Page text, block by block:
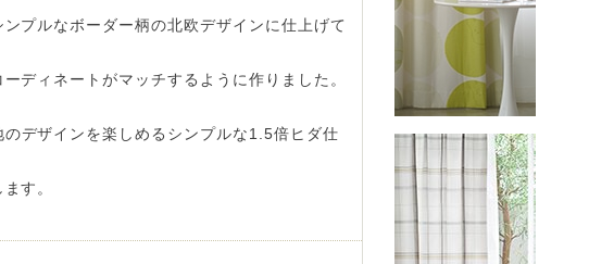
プルなボーダー柄の北欧デザインに仕上げて
ディネートがマッチするように作りました。
のデザインを楽しめるシンプルな1.5倍ヒダ仕
す。